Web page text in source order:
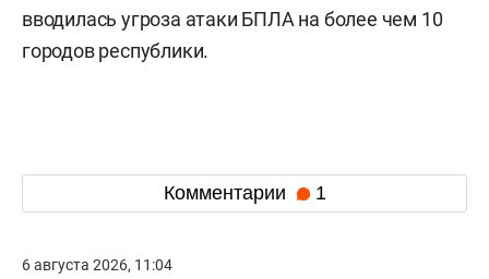
вводилась угроза атаки БПЛА на более чем 10
городов республики.
Комментарии 1
6 августа 2026, 11:04